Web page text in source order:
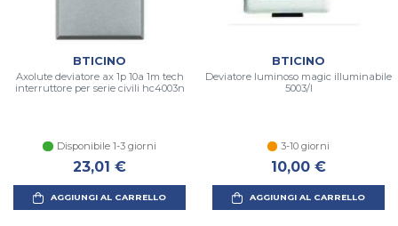
BTICINO
Axolute deviatore ax 1p 10a 1m tech
interruttore per serie civili hc4003n
Disponibile 1-3 giorni
23,01 €
AGGIUNGI AL CARRELLO
BTICINO
Deviatore luminoso magic illuminabile
5003/l
3-10 giorni
10,00 €
AGGIUNGI AL CARRELLO